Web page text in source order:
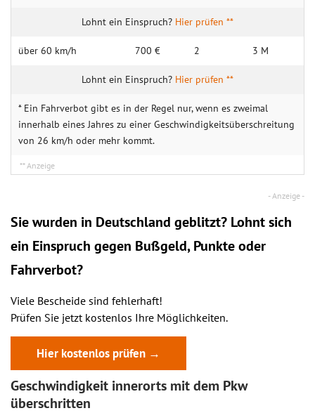
Hier prüfen **
über 60 km/h 700 € 2 3 M
Hier prüfen **
* Ein Fahrverbot gibt es in der Regel nur, wenn es zweimal
innerhalb eines Jahres zu einer Geschwindigkeitsüberschreitung
von 26 km/h oder mehr kommt.
Sie wurden in Deutschland geblitzt? Lohnt sich
ein Einspruch gegen Bußgeld, Punkte oder
Fahrverbot?
Viele Bescheide sind fehlerhaft!
Prüfen Sie jetzt kostenlos Ihre Möglichkeiten.
Hier kostenlos prüfen →
Geschwindigkeit innerorts mit dem Pkw
überschritten